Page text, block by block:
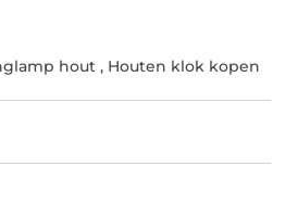
hout , Houten klok kopen